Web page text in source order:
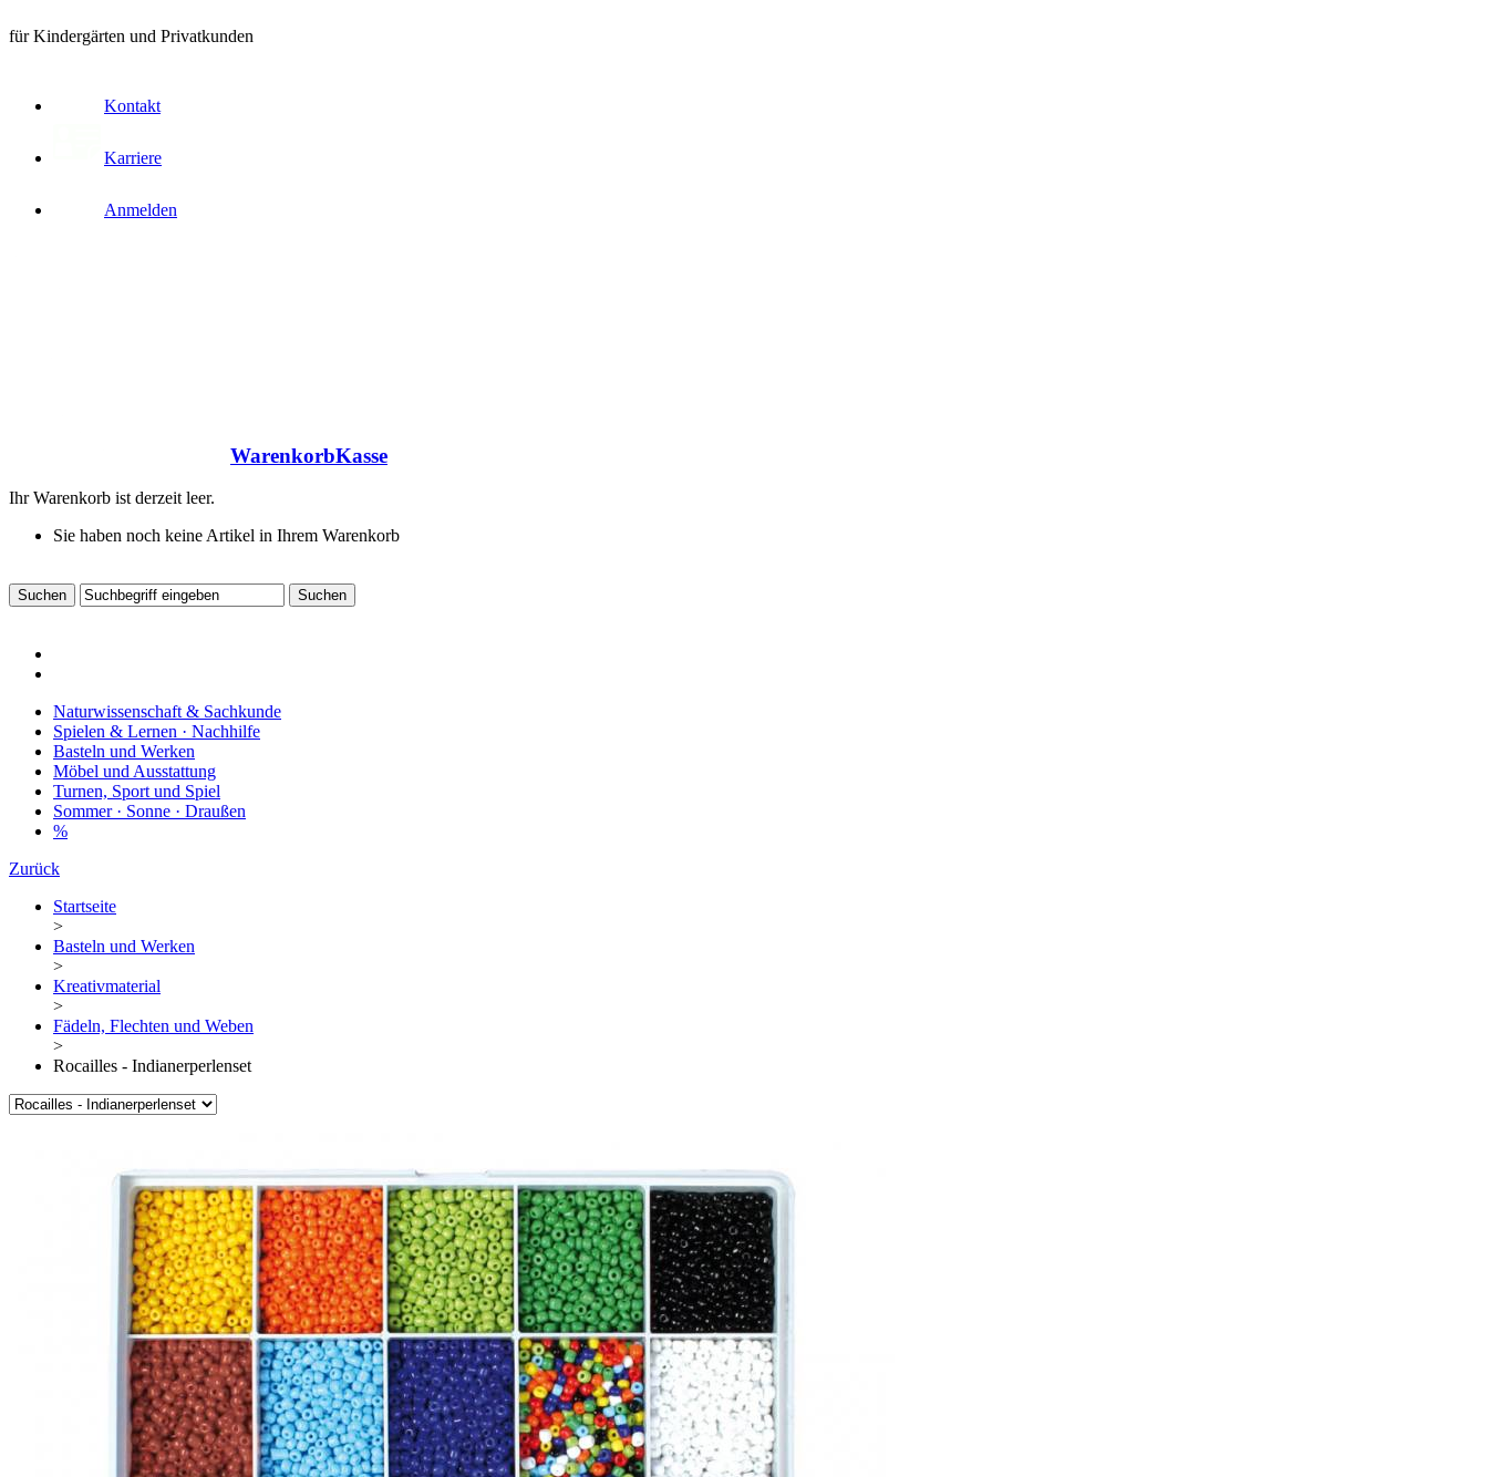
für Kindergärten und Privatkunden
Kontakt
Karriere
Anmelden
WarenkorbKasse
Ihr Warenkorb ist derzeit leer.
Sie haben noch keine Artikel in Ihrem Warenkorb
Naturwissenschaft & Sachkunde
Spielen & Lernen · Nachhilfe
Basteln und Werken
Möbel und Ausstattung
Turnen, Sport und Spiel
Sommer · Sonne · Draußen
%
Zurück
Startseite
>
Basteln und Werken
>
Kreativmaterial
>
Fädeln, Flechten und Weben
>
Rocailles - Indianerperlenset